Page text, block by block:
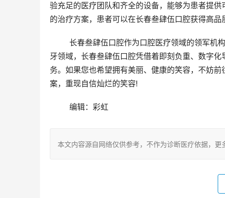
验充足的医疗团队和齐全的设备，能够为患者提
的治疗方案，患者可以在长春叁肆伍口腔获得高品
牙领域，长春叁肆伍口腔凭借着即刻负重、数字
务。如果您也希望拥有美丽、健康的笑容，不妨
案，重现自信灿烂的笑容!
	编辑：彩虹
本文内容源自网络仅供参考，不作为诊断医疗依据，